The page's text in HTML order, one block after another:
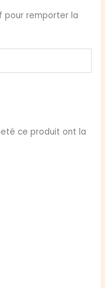
pour remporter la
ce produit ont la